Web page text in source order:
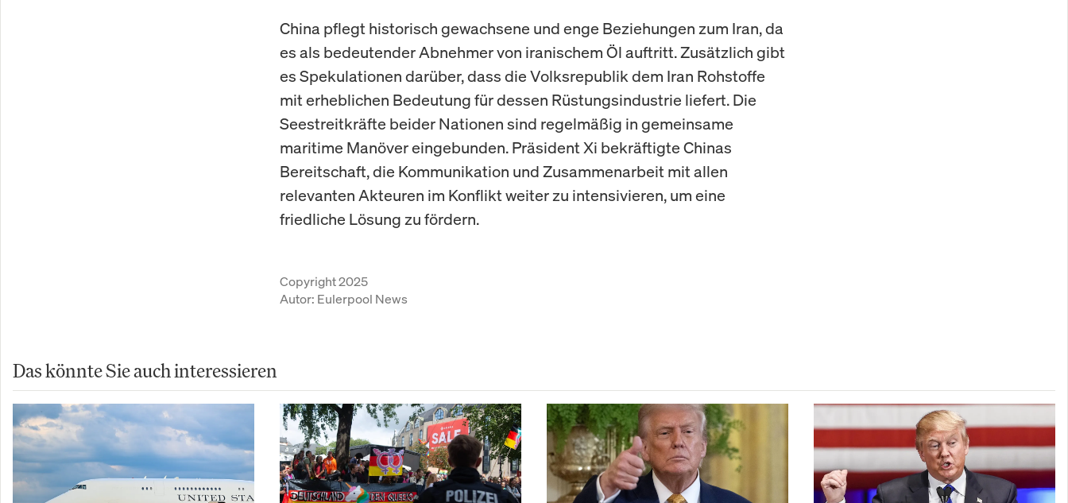
China pflegt historisch gewachsene und enge Beziehungen zum Iran, da
es als bedeutender Abnehmer von iranischem Öl auftritt. Zusätzlich gibt
es Spekulationen darüber, dass die Volksrepublik dem Iran Rohstoffe
mit erheblichen Bedeutung für dessen Rüstungsindustrie liefert. Die
Seestreitkräfte beider Nationen sind regelmäßig in gemeinsame
maritime Manöver eingebunden. Präsident Xi bekräftigte Chinas
Bereitschaft, die Kommunikation und Zusammenarbeit mit allen
relevanten Akteuren im Konflikt weiter zu intensivieren, um eine
friedliche Lösung zu fördern.
Copyright 2025
Autor: Eulerpool News
Das könnte Sie auch interessieren